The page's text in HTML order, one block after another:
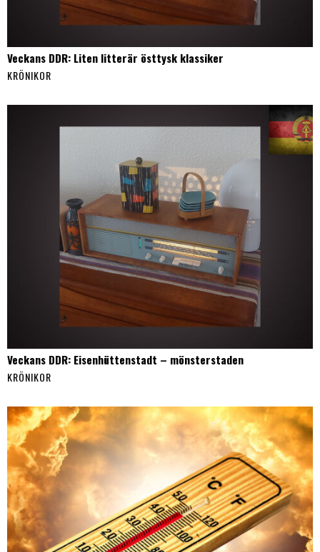
Veckans DDR: Liten litterär östtysk klassiker
KRÖNIKOR
Veckans DDR: Eisenhüttenstadt – mönsterstaden
KRÖNIKOR